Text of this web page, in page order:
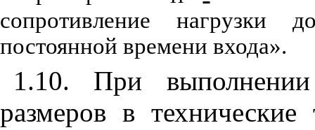
сопротивление
постоянной времени входа».
1.10. При
размеров в технические